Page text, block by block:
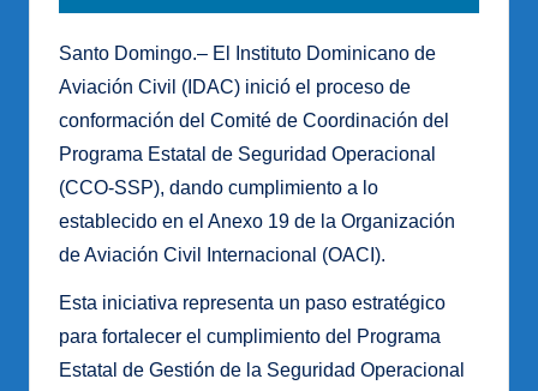
Santo Domingo.– El Instituto Dominicano de
Aviación Civil (IDAC) inició el proceso de
conformación del Comité de Coordinación del
Programa Estatal de Seguridad Operacional
(CCO-SSP), dando cumplimiento a lo
establecido en el Anexo 19 de la Organización
de Aviación Civil Internacional (OACI).
Esta iniciativa representa un paso estratégico
para fortalecer el cumplimiento del Programa
Estatal de Gestión de la Seguridad Operacional